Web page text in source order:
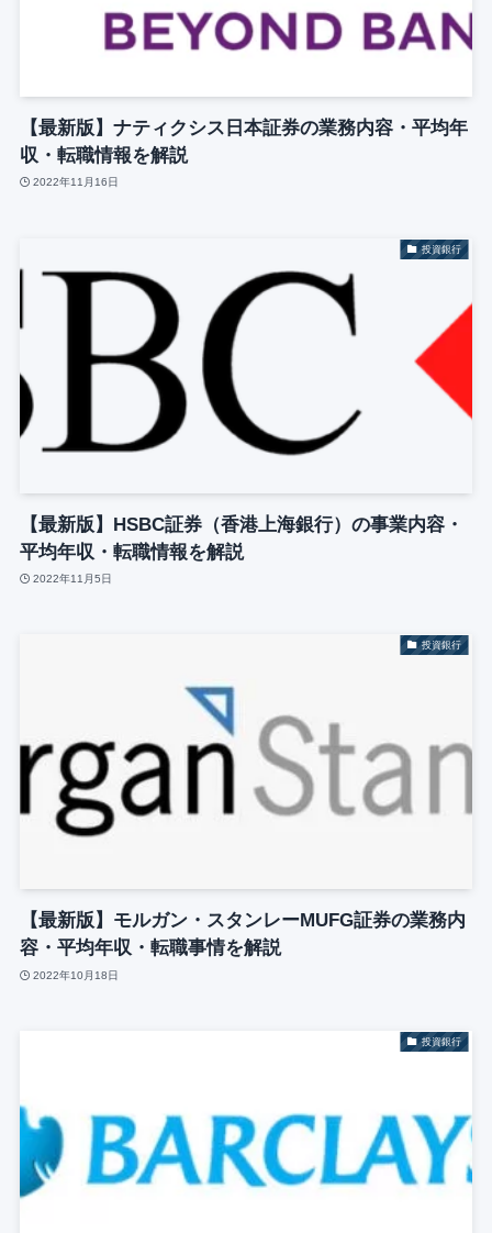
【最新版】ナティクシス日本証券の業務内容・平均年
収・転職情報を解説
2022年11月16日
投資銀行
【最新版】HSBC証券（香港上海銀行）の事業内容・
平均年収・転職情報を解説
2022年11月5日
投資銀行
【最新版】モルガン・スタンレーMUFG証券の業務内
容・平均年収・転職事情を解説
2022年10月18日
投資銀行